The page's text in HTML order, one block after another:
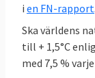
Sverige
utsläpp av
i en FN-rapport.
Ska världens
till + 1,5°C
med 7,5 %